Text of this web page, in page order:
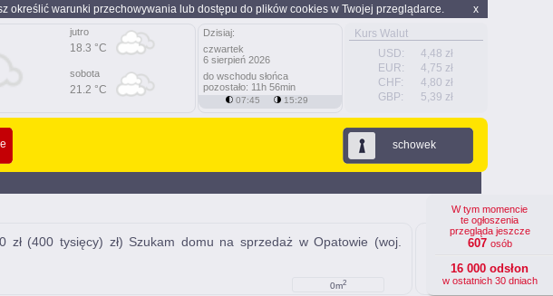
x
określić warunki przechowywania lub dostępu do plików cookies w Twojej przeglądarce.
Kurs Walut
USD:
4,48 zł
EUR:
4,75 zł
CHF:
4,80 zł
GBP:
5,39 zł
jutro
18.3 °C
sobota
21.2 °C
Dzisiaj:
czwartek
6 sierpień 2026
do wschodu słońca
pozostało: 11h 56min
07:45 15:29
schowek
W tym momencie
te ogłoszenia
przegląda jeszcze
607 osób
16 000 odsłon
w ostatnich 30 dniach
zł (400 tysięcy) zł) Szukam domu na sprzedaż w Opatowie (woj.
0m2